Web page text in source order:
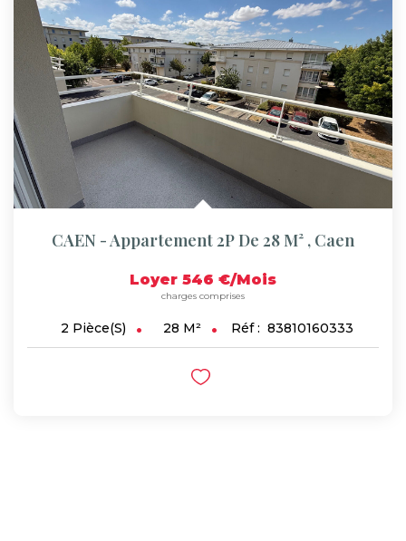
CONTACT
ACCÈS CLIENTS
CAEN - Appartement 2P De 28 M² , Caen
Loyer 546 €/mois
charges comprises
2 Pièce(s) 28 M² Réf : 83810160333